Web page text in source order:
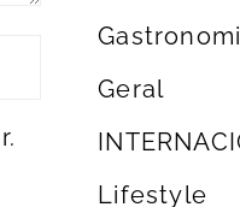
Geral
Lifestyle